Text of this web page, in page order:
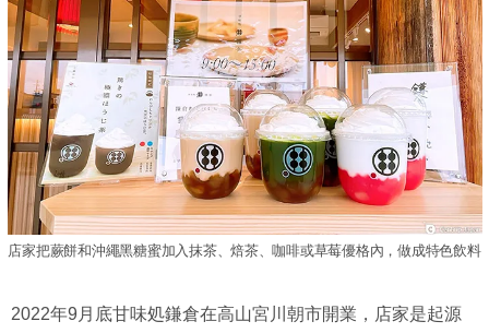
店家把蕨餅和沖繩黑糖蜜加入抹茶、焙茶、咖啡或草莓優格內，做成特色飲料
2022年9月底甘味処鎌倉在高山宮川朝市開業，店家是起源